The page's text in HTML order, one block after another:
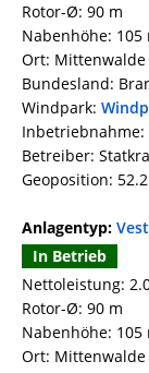
Rotor-Ø: 90 m
Nabenhöhe: 105
Ort: Mittenwalde
Bundesland:
Windpark:
Inbetriebnahme:
Betreiber:
Geoposition:
Anlagentyp:
In Betrieb
Nettoleistung:
Rotor-Ø: 90 m
Nabenhöhe: 105
Ort: Mittenwalde